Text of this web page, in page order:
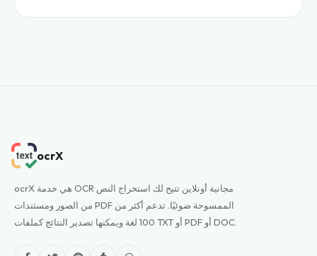
ocrX
ocrX هي خدمة OCR مجانية أونلاين تتيح لك استخراج النص
من الصور ومستندات PDF الممسوحة ضوئيًا. تدعم أكثر من
100 لغة ويمكنها تصدير النتائج كملفات TXT أو PDF أو DOC.